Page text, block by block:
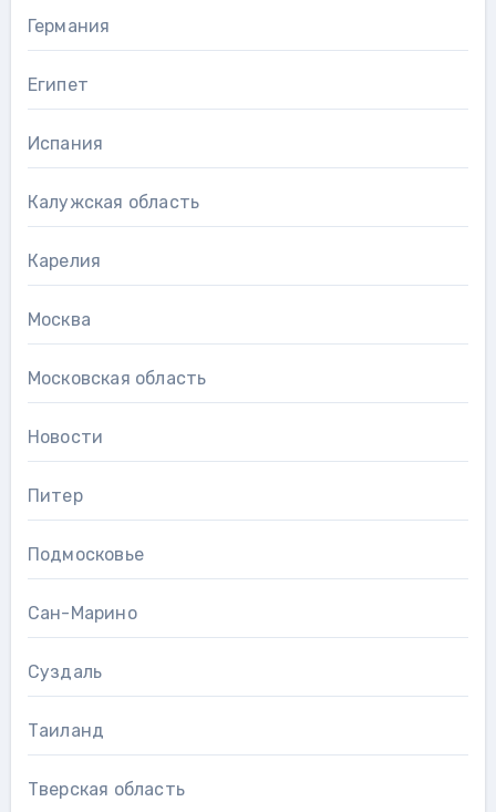
Германия
Египет
Испания
Калужская область
Карелия
Москва
Московская область
Новости
Питер
Подмосковье
Сан-Марино
Суздаль
Таиланд
Тверская область